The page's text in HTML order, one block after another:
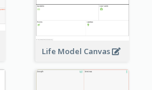
Life Model Canvas